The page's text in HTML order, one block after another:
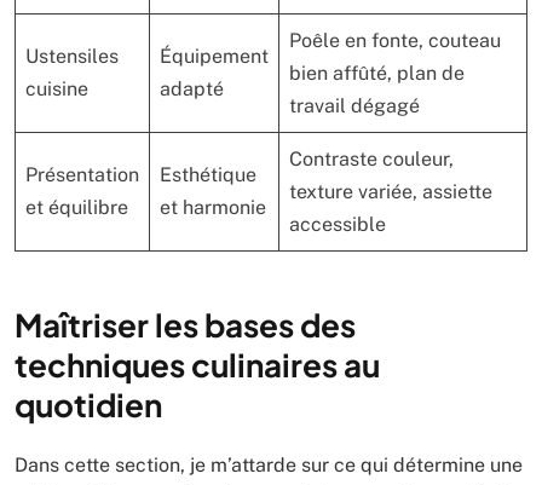
Ustensiles
cuisine
Équipement
adapté
Poêle en fonte, couteau
bien affûté, plan de
travail dégagé
Présentation
et équilibre
Esthétique
et harmonie
Contraste couleur,
texture variée, assiette
accessible
Maîtriser les bases des
techniques culinaires au
quotidien
Dans cette section, je m’attarde sur ce qui détermine une